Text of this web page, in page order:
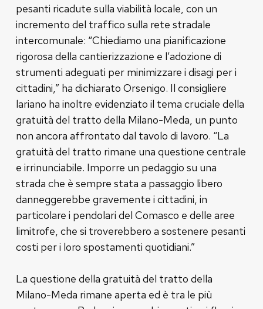
pesanti ricadute sulla viabilità locale, con un
incremento del traffico sulla rete stradale
intercomunale: “Chiediamo una pianificazione
rigorosa della cantierizzazione e l’adozione di
strumenti adeguati per minimizzare i disagi per i
cittadini,” ha dichiarato Orsenigo. Il consigliere
lariano ha inoltre evidenziato il tema cruciale della
gratuità del tratto della Milano-Meda, un punto
non ancora affrontato dal tavolo di lavoro. “La
gratuità del tratto rimane una questione centrale
e irrinunciabile. Imporre un pedaggio su una
strada che è sempre stata a passaggio libero
danneggerebbe gravemente i cittadini, in
particolare i pendolari del Comasco e delle aree
limitrofe, che si troverebbero a sostenere pesanti
costi per i loro spostamenti quotidiani.”
La questione della gratuità del tratto della
Milano-Meda rimane aperta ed è tra le più